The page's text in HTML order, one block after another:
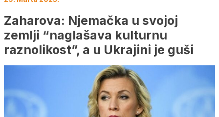
Zaharova: Njemačka u svojoj
zemlji “naglašava kulturnu
raznolikost”, a u Ukrajini je guši